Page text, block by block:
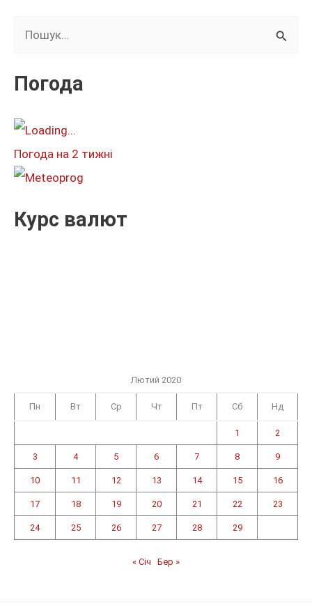
к
т
:
Погода
Погода на 2 тижні
Курс валют
Лютий 2020
Пн Вт Ср Чт Пт Сб Нд
1 2
3 4 5 6 7 8 9
10 11 12 13 14 15 16
17 18 19 20 21 22 23
24 25 26 27 28 29
« Січ Бер »